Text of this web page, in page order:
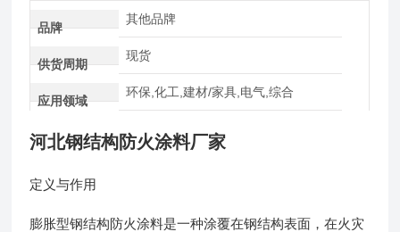
品牌
其他品牌
供货周期
现货
应用领域
环保,化工,建材/家具,电气,综合
河北钢结构防火涂料厂家
定义与作用
膨胀型钢结构防火涂料是一种涂覆在钢结构表面，在火灾